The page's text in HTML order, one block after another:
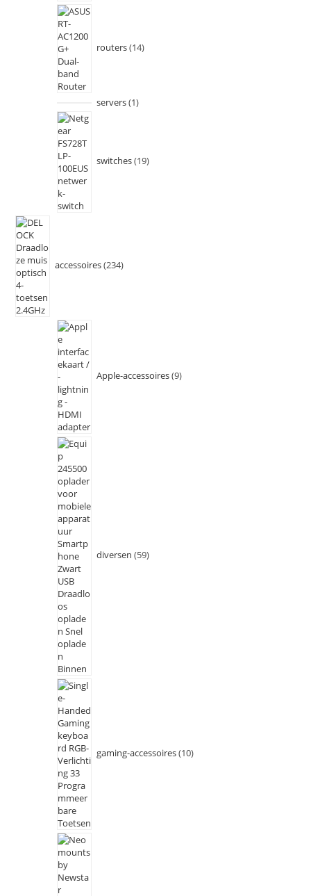
routers 14
servers 1
switches 19
accessoires 234
Apple-accessoires 9
diversen 59
gaming-accessoires 10